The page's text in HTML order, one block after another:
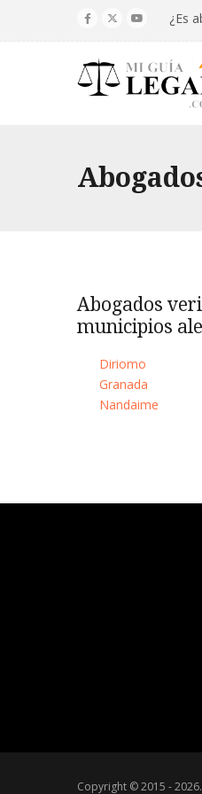
¿Es
Abogados
municipios
Diriomo
Granada
Nandaime
Copyright © 2015 - 2026.